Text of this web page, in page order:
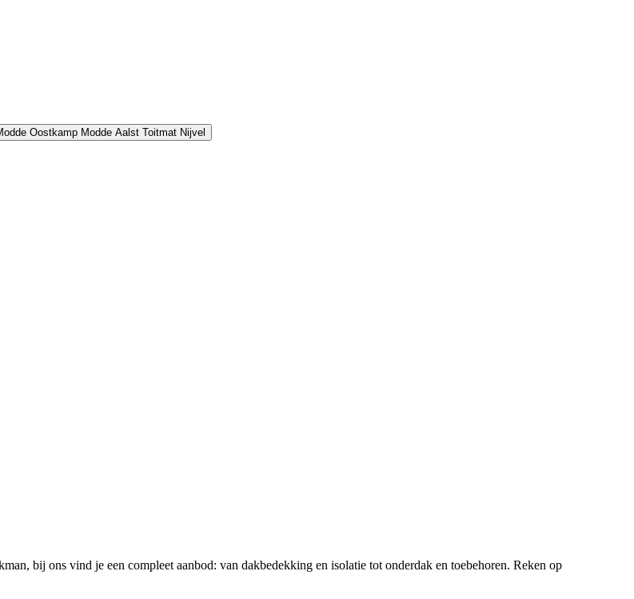
Oostkamp Modde Aalst Toitmat Nijvel
bij ons vind je een compleet aanbod: van dakbedekking en isolatie tot onderdak en toebehoren. Reken op